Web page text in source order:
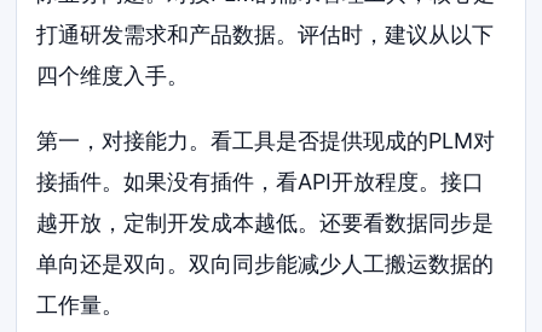
打通研发需求和产品数据。评估时，建议从以下
四个维度入手。
第一，对接能力。看工具是否提供现成的PLM对
接插件。如果没有插件，看API开放程度。接口
越开放，定制开发成本越低。还要看数据同步是
单向还是双向。双向同步能减少人工搬运数据的
工作量。